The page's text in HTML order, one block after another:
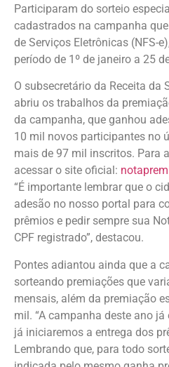
Participaram do sorteio
cadastrados na campanha
de Serviços Eletrônicas (NFS-
período de 1º de janeiro a 25
O subsecretário da Receita da
abriu os trabalhos da
da campanha, que ganhou
10 mil novos participantes no
mais de 97 mil inscritos. Para
acessar o site oficial:
“É importante lembrar que o
adesão no nosso portal para
prêmios e pedir sempre sua
CPF registrado”, destacou.
Pontes adiantou ainda que a
sorteando premiações que
mensais, além da premiação
mil. “A campanha deste ano
já iniciaremos a entrega dos
Lembrando que, para todo